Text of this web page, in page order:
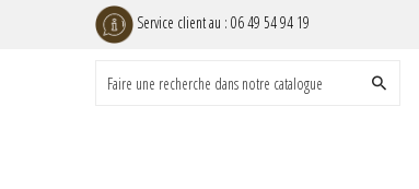
Service client au : 06 49 54 94 19